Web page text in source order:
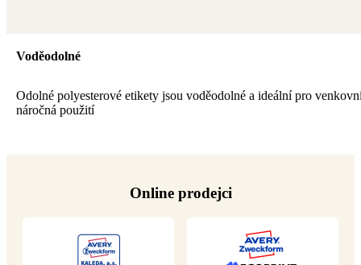
Voděodolné
Odolné polyesterové etikety jsou voděodolné a ideální pro
náročná použití
Online prodejci